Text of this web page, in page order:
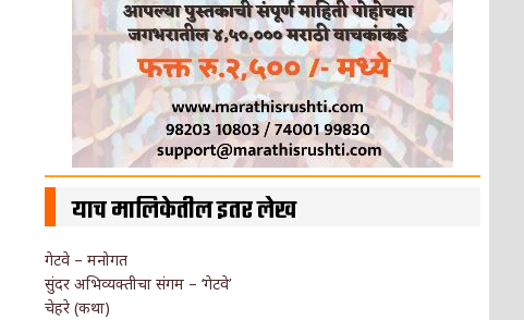
याच मालिकेतील इतर लेख
गेटवे – मनोगत
सुंदर अभिव्यक्तीचा संगम – ‘गेटवे’
चेहरे (कथा)